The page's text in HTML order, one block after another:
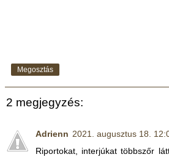
Megosztás
2 megjegyzés:
Adrienn 2021. augusztus 18.
Riportokat, interjúkat többszőr